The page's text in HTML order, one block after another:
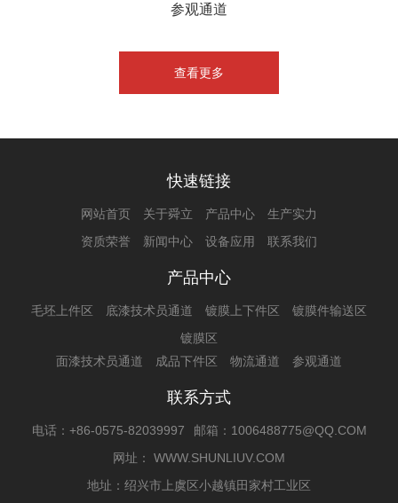
参观通道
查看更多
快速链接
网站首页 关于舜立 产品中心
生产实力
资质荣誉
新闻中心 设备应用 联系我们
产品中心
毛坯上件区 底漆技术员通道 镀膜上下件区
镀膜件输送区
镀膜区
面漆技术员通道
成品下件区 物流通道 参观通道
联系方式
电话：+86-0575-82039997
邮箱：1006488775@QQ.COM
网址： WWW.SHUNLIUV.COM
地址：绍兴市上虞区小越镇田家村工业区